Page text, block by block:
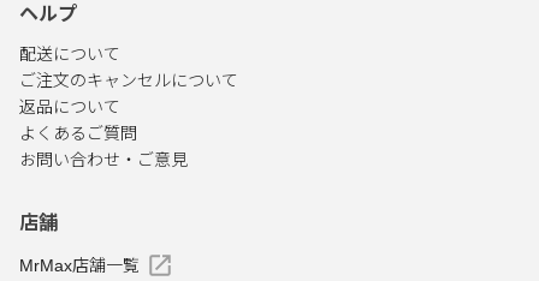
ヘルプ
配送について
ご注文のキャンセルについて
返品について
よくあるご質問
お問い合わせ・ご意見
店舗
MrMax店舗一覧